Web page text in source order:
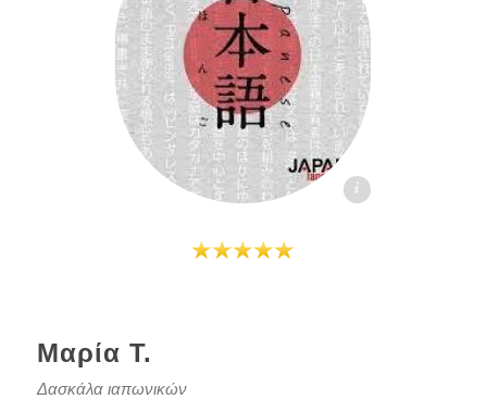
Μαρία Τ. - daskaloi.gr
Μαρία Τ.
Δασκάλα ιαπωνικών